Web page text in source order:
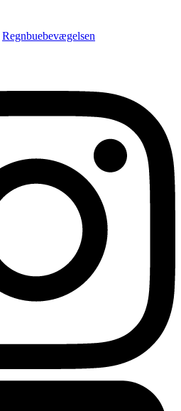
Regnbuebevægelsen